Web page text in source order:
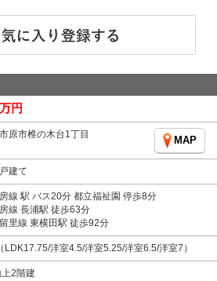
円
原市椎の木台1丁目
MAP
建て
線 駅 バス20分 都立福祉園 停歩8分
線 長浦駅 徒歩63分
里線 東横田駅 徒歩92分
LDK17.75/洋室4.5/洋室5.25/洋室6.5/洋室7）
2階建